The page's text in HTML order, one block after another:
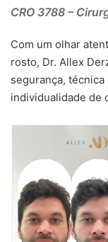
CRO 3788 –
Com um olhar
rosto, Dr. Allex
segurança,
individualidade de